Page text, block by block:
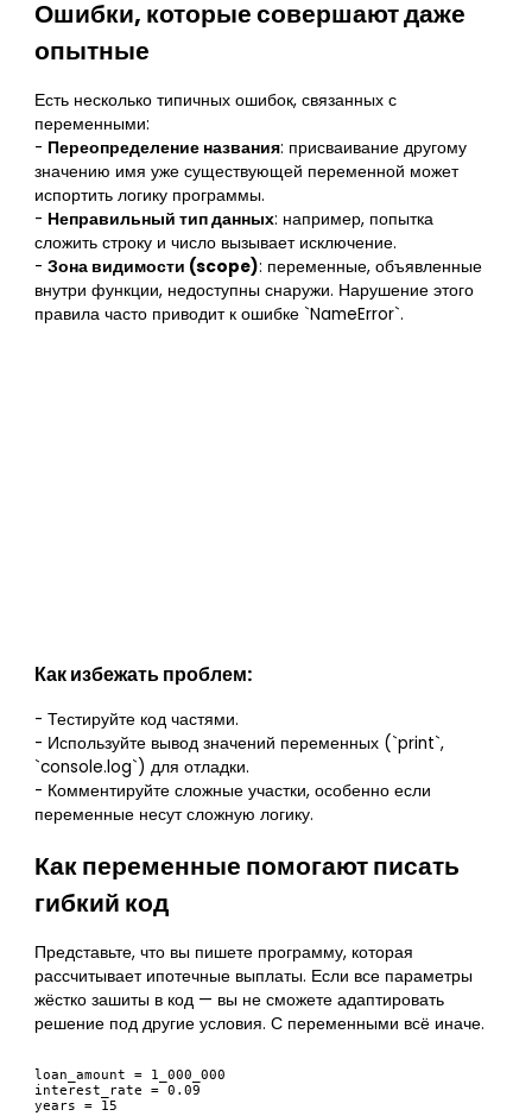
Ошибки, которые совершают даже
опытные
Есть несколько типичных ошибок, связанных с
переменными:
- Переопределение названия: присваивание другому
значению имя уже существующей переменной может
испортить логику программы.
- Неправильный тип данных: например, попытка
сложить строку и число вызывает исключение.
-Зона видимости (scope): переменные, объявленные
внутри функции, недоступны снаружи. Нарушение этого
правила часто приводит к ошибке `NameError`.
Как избежать проблем:
- Тестируйте код частями.
- Используйте вывод значений переменных (`print`,
`console.log`) для отладки.
- Комментируйте сложные участки, особенно если
переменные несут сложную логику.
Как переменные помогают писать
гибкий код
Представьте, что вы пишете программу, которая
рассчитывает ипотечные выплаты. Если все параметры
жёстко зашиты в код — вы не сможете адаптировать
решение под другие условия. С переменными всё иначе.
loan_amount = 1_000_000
interest_rate = 0.09
years = 15